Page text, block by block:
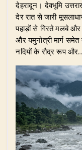
देहरादून। देवभूमि
देर रात से जारी
पहाड़ों से गिरते मलबे और
और यमुनोत्री मार्ग
नदियों के रौद्र रूप